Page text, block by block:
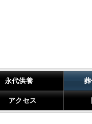
永代供養
アクセス